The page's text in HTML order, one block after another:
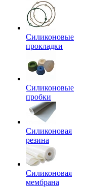
Силиконовые
прокладки
Силиконовые
пробки
Силиконовая
резина
Силиконовая
мембрана